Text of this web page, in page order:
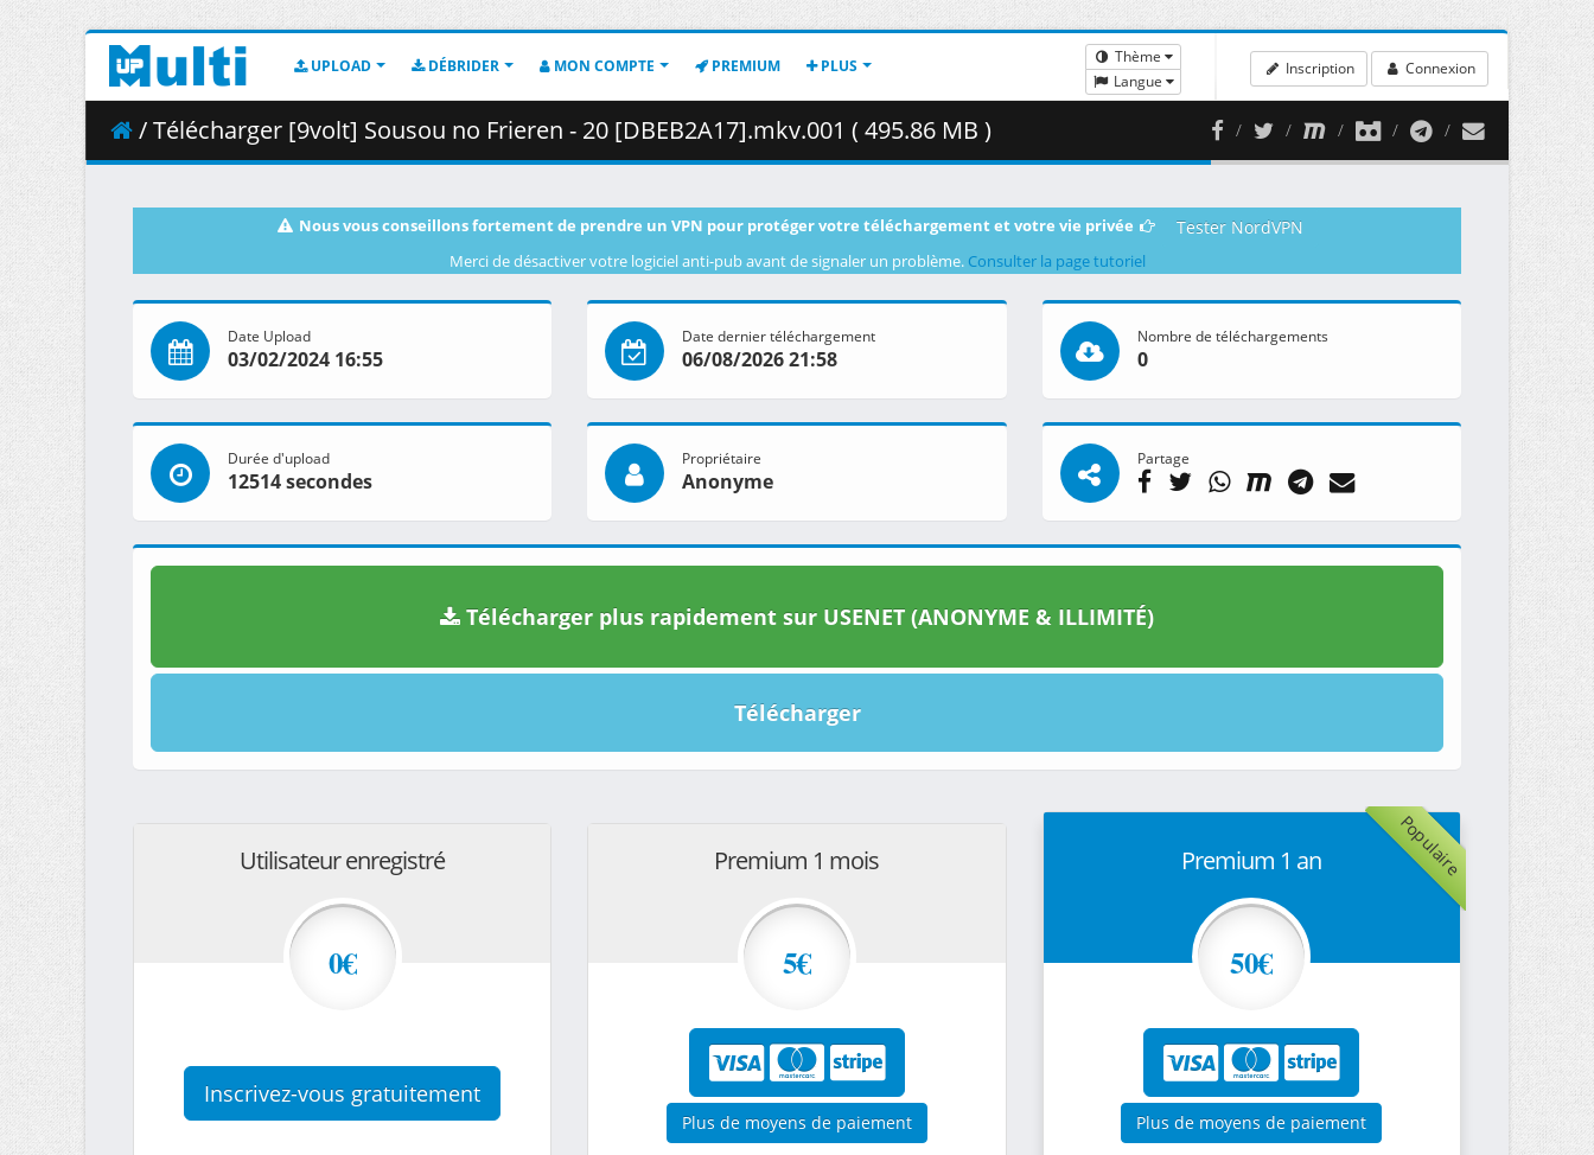
UPLOAD DÉBRIDER MON COMPTE PREMIUM PLUS
Thème
Langue
Inscription Connexion
/ Télécharger [9volt] Sousou no Frieren - 20 [DBEB2A17].mkv.001 ( 495.86 MB )
Nous vous conseillons fortement de prendre un VPN pour protéger votre téléchargement et votre vie privée Tester NordVPN
Merci de désactiver votre logiciel anti-pub avant de signaler un problème. Consulter la page tutoriel
Date Upload
03/02/2024 16:55
Date dernier téléchargement
06/08/2026 21:58
Nombre de téléchargements
0
Durée d'upload
12514 secondes
Propriétaire
Anonyme
Partage
Télécharger plus rapidement sur USENET (ANONYME & ILLIMITÉ)
Télécharger
Utilisateur enregistré
0€
Inscrivez-vous gratuitement
Premium 1 mois
5€
Plus de moyens de paiement
Populaire
Premium 1 an
50€
Plus de moyens de paiement